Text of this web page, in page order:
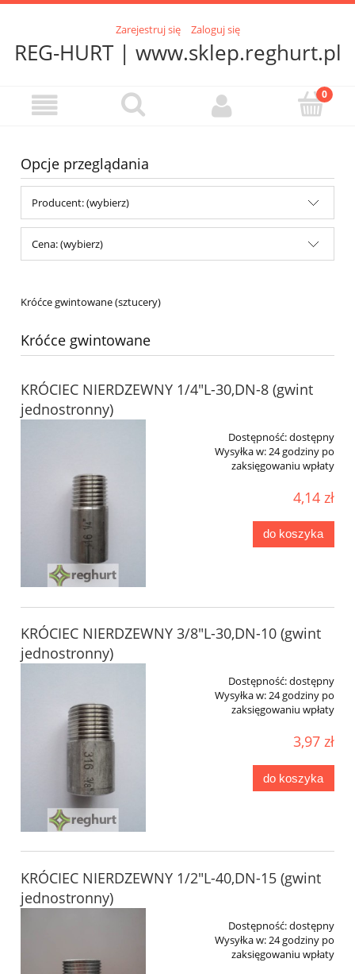
Zarejestruj się Zaloguj się
REG-HURT | www.sklep.reghurt.pl
Opcje przeglądania
Producent: (wybierz)
Cena: (wybierz)
Króćce gwintowane (sztucery)
Króćce gwintowane
KRÓCIEC NIERDZEWNY 1/4"L-30,DN-8 (gwint
jednostronny)
Dostępność:dostępny
Wysyłka w:24 godziny po
zaksięgowaniu wpłaty
4,14 zł
do koszyka
KRÓCIEC NIERDZEWNY 3/8"L-30,DN-10 (gwint
jednostronny)
Dostępność:dostępny
Wysyłka w:24 godziny po
zaksięgowaniu wpłaty
3,97 zł
do koszyka
KRÓCIEC NIERDZEWNY 1/2"L-40,DN-15 (gwint
jednostronny)
Dostępność:dostępny
Wysyłka w: 24 godziny po
zaksięgowaniu wpłaty